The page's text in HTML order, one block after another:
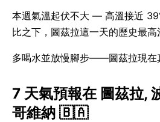
本週氣溫起伏不大 — 高溫接近
比之下，圖茲拉這一天的歷史最高
多喝水並放慢腳步——圖茲拉現在
7 天氣預報在 圖茲拉,
哥維納 🇧🇦